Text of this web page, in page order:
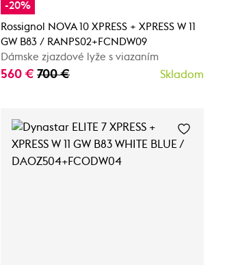
-20%
Rossignol NOVA 10 XPRESS + XPRESS W 11
GW B83 / RANPS02+FCNDW09
Dámske zjazdové lyže s viazaním
560 € 700 € Skladom